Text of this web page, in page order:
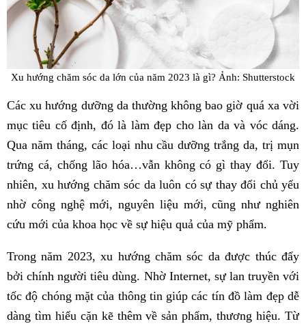
Xu hướng chăm sóc da lớn của năm 2023 là gì? Ảnh: Shutterstock
Các xu hướng dưỡng da thường không bao giờ quá xa vời
mục tiêu cố định, đó là làm đẹp cho làn da và vóc dáng.
Qua năm tháng, các loại nhu cầu dưỡng trắng da, trị mụn
trứng cá, chống lão hóa…vẫn không có gì thay đổi. Tuy
nhiên, xu hướng chăm sóc da luôn có sự thay đổi chủ yếu
nhờ công nghệ mới, nguyên liệu mới, cũng như nghiên
cứu mới của khoa học về sự hiệu quả của mỹ phẩm.
Trong năm 2023, xu hướng chăm sóc da được thúc đẩy
bởi chính người tiêu dùng. Nhờ Internet, sự lan truyền với
tốc độ chóng mặt của thông tin giúp các tín đồ làm đẹp dễ
dàng tìm hiểu cặn kẽ thêm về sản phẩm, thương hiệu. Từ